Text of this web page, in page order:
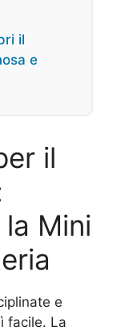
il
e
il
Mini
e
facile. La